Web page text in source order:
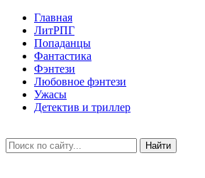
Главная
ЛитРПГ
Попаданцы
Фантастика
Фэнтези
Любовное фэнтези
Ужасы
Детектив и триллер
Найти